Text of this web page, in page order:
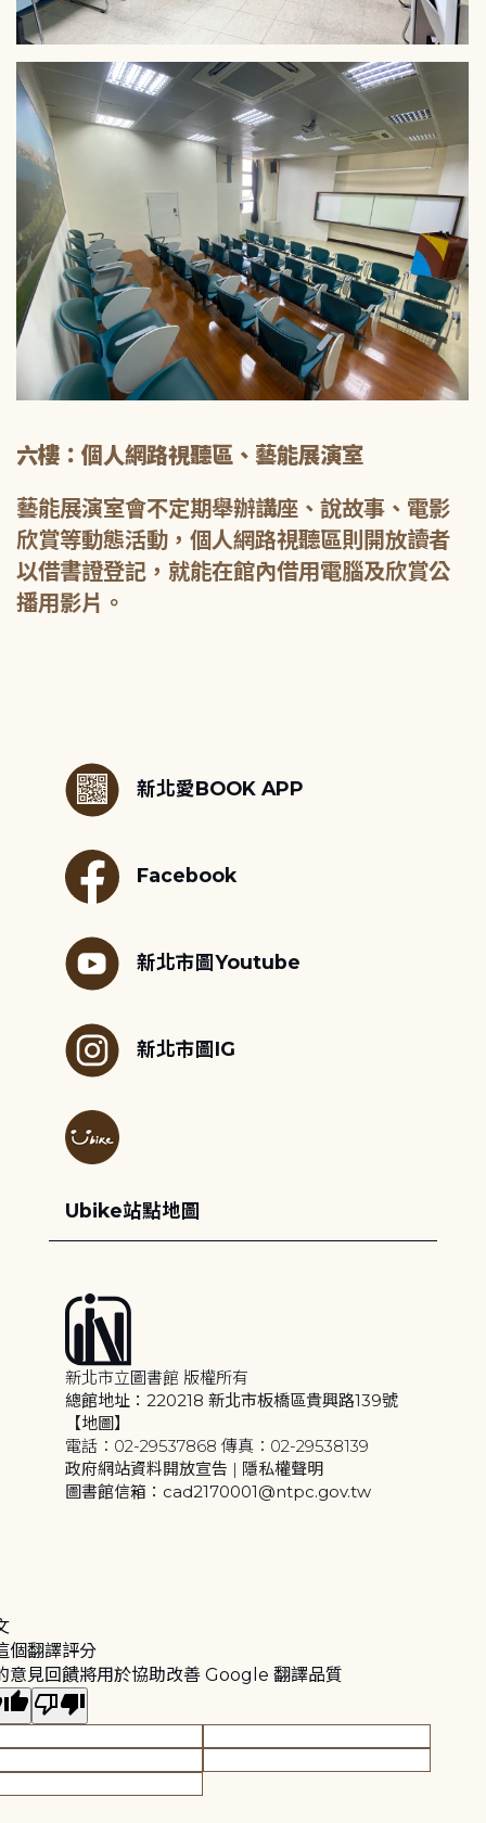
六樓：個人網路視聽區、藝能展演室
藝能展演室會不定期舉辦講座、說故事、電影
欣賞等動態活動，個人網路視聽區則開放讀者
以借書證登記，就能在館內借用電腦及欣賞公
播用影片。
新北愛BOOK APP
Facebook
新北市圖Youtube
新北市圖IG
Ubike站點地圖
新北市立圖書館 版權所有
總館地址：220218 新北市板橋區貴興路139號
【地圖】
電話：02-29537868 傳真：02-29538139
政府網站資料開放宣告 | 隱私權聲明
圖書館信箱：cad2170001@ntpc.gov.tw
個翻譯評分
意見回饋將用於協助改善 Google 翻譯品質